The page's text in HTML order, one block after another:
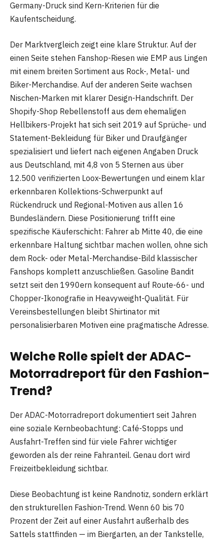
Germany-Druck sind Kern-Kriterien für die
Kaufentscheidung.
Der Marktvergleich zeigt eine klare Struktur. Auf der
einen Seite stehen Fanshop-Riesen wie EMP aus Lingen
mit einem breiten Sortiment aus Rock-, Metal- und
Biker-Merchandise. Auf der anderen Seite wachsen
Nischen-Marken mit klarer Design-Handschrift. Der
Shopify-Shop Rebellenstoff aus dem ehemaligen
Hellbikers-Projekt hat sich seit 2019 auf Sprüche- und
Statement-Bekleidung für Biker und Draufgänger
spezialisiert und liefert nach eigenen Angaben Druck
aus Deutschland, mit 4,8 von 5 Sternen aus über
12.500 verifizierten Loox-Bewertungen und einem klar
erkennbaren Kollektions-Schwerpunkt auf
Rückendruck und Regional-Motiven aus allen 16
Bundesländern. Diese Positionierung trifft eine
spezifische Käuferschicht: Fahrer ab Mitte 40, die eine
erkennbare Haltung sichtbar machen wollen, ohne sich
dem Rock- oder Metal-Merchandise-Bild klassischer
Fanshops komplett anzuschließen. Gasoline Bandit
setzt seit den 1990ern konsequent auf Route-66- und
Chopper-Ikonografie in Heavyweight-Qualität. Für
Vereinsbestellungen bleibt Shirtinator mit
personalisierbaren Motiven eine pragmatische Adresse.
Welche Rolle spielt der ADAC-
Motorradreport für den Fashion-
Trend?
Der ADAC-Motorradreport dokumentiert seit Jahren
eine soziale Kernbeobachtung: Café-Stopps und
Ausfahrt-Treffen sind für viele Fahrer wichtiger
geworden als der reine Fahranteil. Genau dort wird
Freizeitbekleidung sichtbar.
Diese Beobachtung ist keine Randnotiz, sondern erklärt
den strukturellen Fashion-Trend. Wenn 60 bis 70
Prozent der Zeit auf einer Ausfahrt außerhalb des
Sattels stattfinden — im Biergarten, an der Tankstelle,